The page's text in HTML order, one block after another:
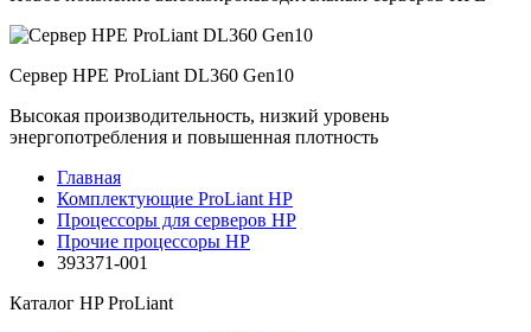
Сервер HPE ProLiant DL360 Gen10
Высокая производительность, низкий уровень
энергопотребления и повышенная плотность
Главная
Комплектующие ProLiant HP
Процессоры для серверов HP
Прочие процессоры HP
393371-001
Каталог HP ProLiant